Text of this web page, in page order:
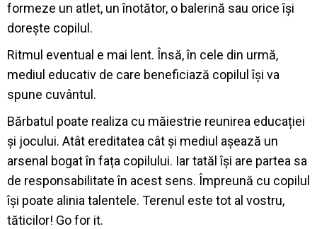
formeze un atlet, un înotător, o balerină sau orice își
dorește copilul.
Ritmul eventual e mai lent. Însă, în cele din urmă,
mediul educativ de care beneficiază copilul își va
spune cuvântul.
Bărbatul poate realiza cu măiestrie reunirea educației
și jocului. Atât ereditatea cât și mediul așează un
arsenal bogat în fața copilului. Iar tatăl își are partea sa
de responsabilitate în acest sens. Împreună cu copilul
își poate alinia talentele. Terenul este tot al vostru,
tăticilor! Go for it.